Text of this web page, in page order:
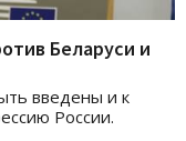
Беларуси и
введены и к
России.